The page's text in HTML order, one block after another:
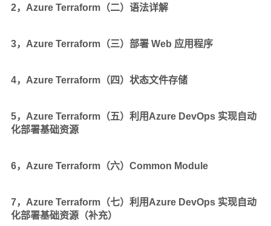
2，Azure Terraform（二）语法详解
3，Azure Terraform（三）部署 Web 应用程序
4，Azure Terraform（四）状态文件存储
5，Azure Terraform（五）利用Azure DevOps 实现自动
化部署基础资源
6，Azure Terraform（六）Common Module
7，Azure Terraform（七）利用Azure DevOps 实现自动
化部署基础资源（补充）